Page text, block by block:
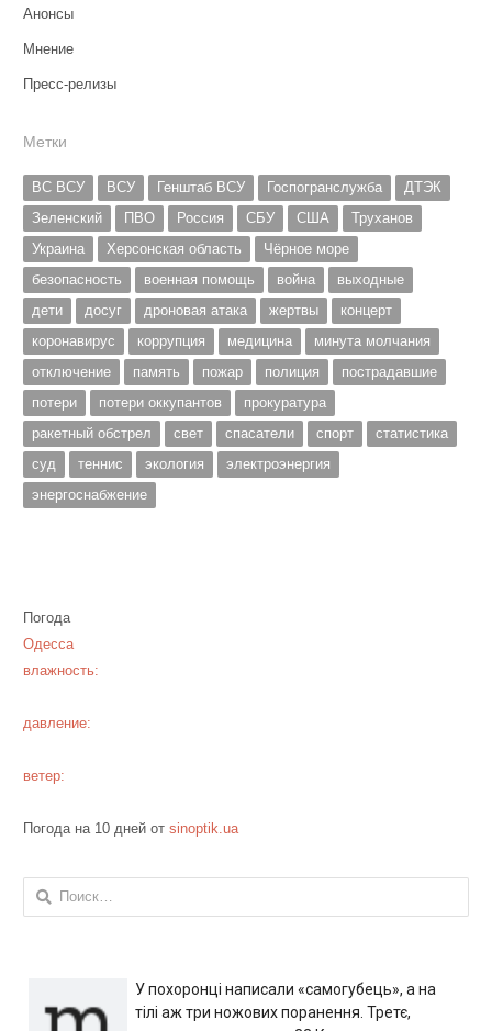
Анонсы
Мнение
Пресс-релизы
Метки
ВС ВСУ ВСУ Генштаб ВСУ Госпогранслужба
ДТЭК
Зеленский
ПВО Россия СБУ США
Труханов
Украина
Херсонская область
Чёрное море
безопасность
военная помощь война
выходные
дети
досуг дроновая атака жертвы
концерт
коронавирус
коррупция медицина
минута молчания
отключение
память пожар полиция
пострадавшие
потери
потери оккупантов
прокуратура
ракетный обстрел
свет спасатели спорт
статистика
суд
теннис экология
электроэнергия
энергоснабжение
Погода
Одесса
влажность:
давление:
ветер:
Погода на 10 дней от sinoptik.ua
Найти:
У похоронці написали «самогубець», а на
тілі аж три ножових поранення. Третє,